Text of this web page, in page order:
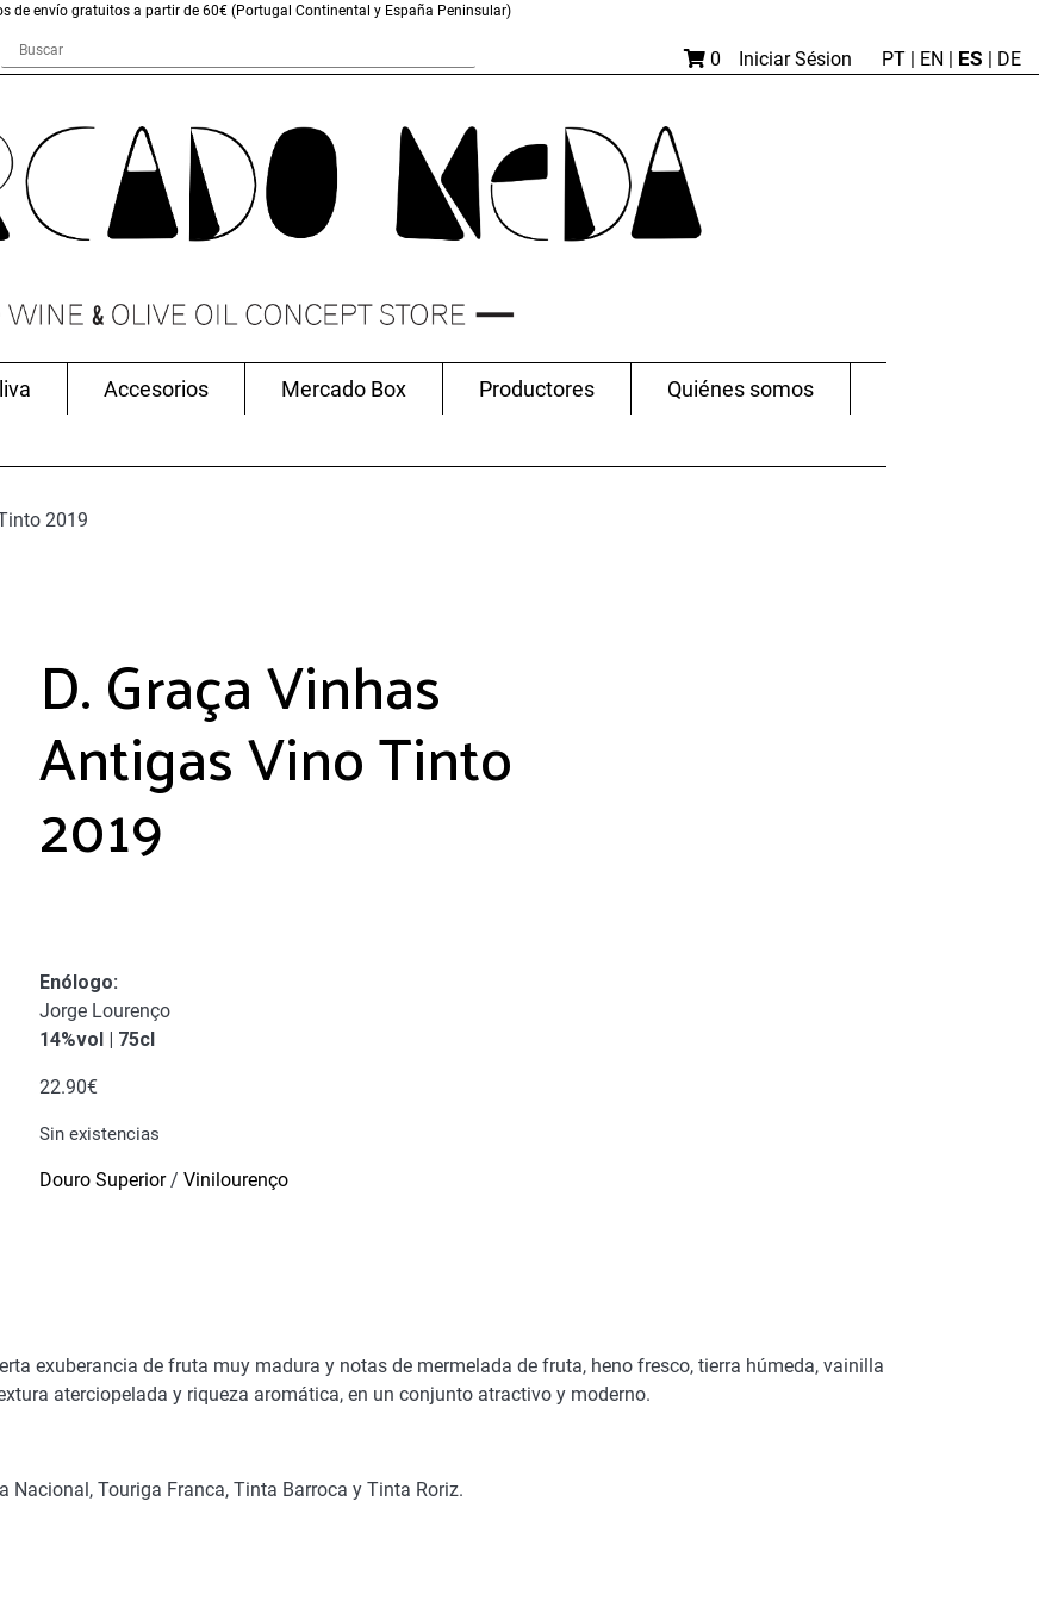
de envío gratuitos a partir de 60€ (Portugal Continental y España Peninsular)
0 Iniciar Sésion PT | EN | ES | DE
Accesorios Mercado Box Productores Quiénes somos
2019
D. Graça Vinhas
Antigas Vino Tinto
2019
Enólogo:
Jorge Lourenço
14%vol | 75cl
22.90€
Sin existencias
Douro Superior/ Vinilourenço
exuberancia de fruta muy madura y notas de mermelada de fruta, heno fresco, tierra húmeda, vainilla
aterciopelada y riqueza aromática, en un conjunto atractivo y moderno.
Nacional, Touriga Franca, Tinta Barroca y Tinta Roriz.